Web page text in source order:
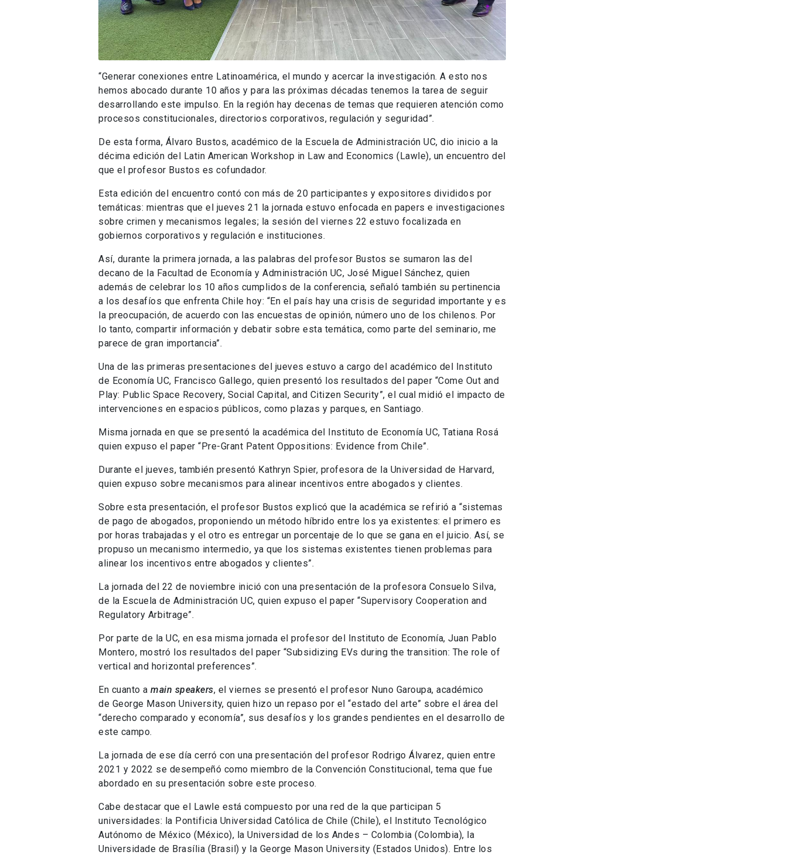
“Generar conexiones entre Latinoamérica, el mundo y acercar la investigación. A esto nos
hemos abocado durante 10 años y para las próximas décadas tenemos la tarea de seguir
desarrollando este impulso. En la región hay decenas de temas que requieren atención como
procesos constitucionales, directorios corporativos, regulación y seguridad”.
De esta forma, Álvaro Bustos, académico de la Escuela de Administración UC, dio inicio a la
décima edición del Latin American Workshop in Law and Economics (Lawle), un encuentro del
que el profesor Bustos es cofundador.
Esta edición del encuentro contó con más de 20 participantes y expositores divididos por
temáticas: mientras que el jueves 21 la jornada estuvo enfocada en papers e investigaciones
sobre crimen y mecanismos legales; la sesión del viernes 22 estuvo focalizada en
gobiernos corporativos y regulación e instituciones.
Así, durante la primera jornada, a las palabras del profesor Bustos se sumaron las del
decano de la Facultad de Economía y Administración UC, José Miguel Sánchez, quien
además de celebrar los 10 años cumplidos de la conferencia, señaló también su pertinencia
a los desafíos que enfrenta Chile hoy: “En el país hay una crisis de seguridad importante y es
la preocupación, de acuerdo con las encuestas de opinión, número uno de los chilenos. Por
lo tanto, compartir información y debatir sobre esta temática, como parte del seminario, me
parece de gran importancia”.
Una de las primeras presentaciones del jueves estuvo a cargo del académico del Instituto
de Economía UC, Francisco Gallego, quien presentó los resultados del paper “Come Out and
Play: Public Space Recovery, Social Capital, and Citizen Security”, el cual midió el impacto de
intervenciones en espacios públicos, como plazas y parques, en Santiago.
Misma jornada en que se presentó la académica del Instituto de Economía UC, Tatiana Rosá
quien expuso el paper “Pre-Grant Patent Oppositions: Evidence from Chile”.
Durante el jueves, también presentó Kathryn Spier, profesora de la Universidad de Harvard,
quien expuso sobre mecanismos para alinear incentivos entre abogados y clientes.
Sobre esta presentación, el profesor Bustos explicó que la académica se refirió a “sistemas
de pago de abogados, proponiendo un método híbrido entre los ya existentes: el primero es
por horas trabajadas y el otro es entregar un porcentaje de lo que se gana en el juicio. Así, se
propuso un mecanismo intermedio, ya que los sistemas existentes tienen problemas para
alinear los incentivos entre abogados y clientes”.
La jornada del 22 de noviembre inició con una presentación de la profesora Consuelo Silva,
de la Escuela de Administración UC, quien expuso el paper “Supervisory Cooperation and
Regulatory Arbitrage”.
Por parte de la UC, en esa misma jornada el profesor del Instituto de Economía, Juan Pablo
Montero, mostró los resultados del paper “Subsidizing EVs during the transition: The role of
vertical and horizontal preferences”.
En cuanto a main speakers, el viernes se presentó el profesor Nuno Garoupa, académico
de George Mason University, quien hizo un repaso por el “estado del arte” sobre el área del
“derecho comparado y economía”, sus desafíos y los grandes pendientes en el desarrollo de
este campo.
La jornada de ese día cerró con una presentación del profesor Rodrigo Álvarez, quien entre
2021 y 2022 se desempeñó como miembro de la Convención Constitucional, tema que fue
abordado en su presentación sobre este proceso.
Cabe destacar que el Lawle está compuesto por una red de la que participan 5
universidades: la Pontificia Universidad Católica de Chile (Chile), el Instituto Tecnológico
Autónomo de México (México), la Universidad de los Andes – Colombia (Colombia), la
Universidade de Brasília (Brasil) y la George Mason University (Estados Unidos). Entre los